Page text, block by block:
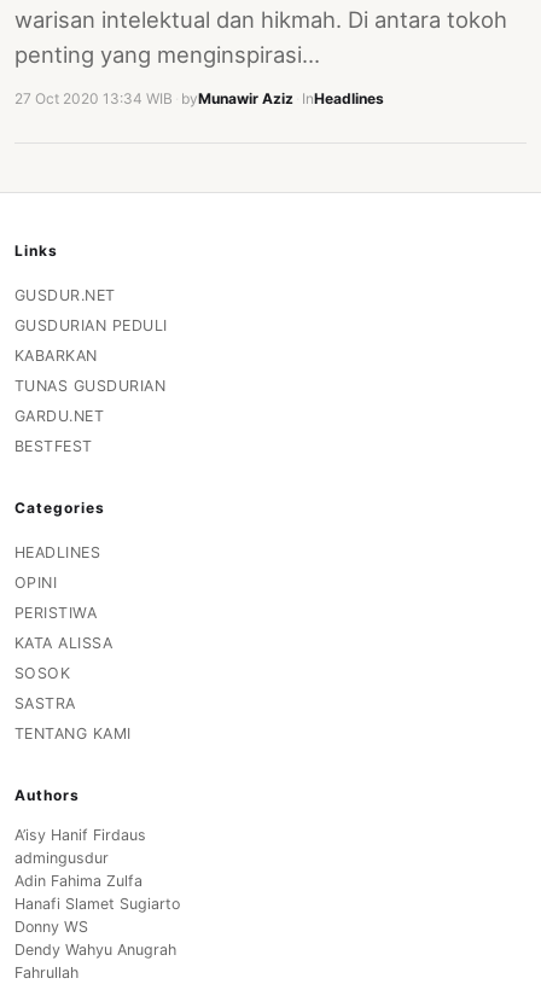
warisan intelektual dan hikmah. Di antara tokoh
penting yang menginspirasi…
27 Oct 2020 13:34 WIB byMunawir Aziz InHeadlines
Links
GUSDUR.NET
GUSDURIAN PEDULI
KABARKAN
TUNAS GUSDURIAN
GARDU.NET
BESTFEST
Categories
HEADLINES
OPINI
PERISTIWA
KATA ALISSA
SOSOK
SASTRA
TENTANG KAMI
Authors
A’isy Hanif Firdaus
admingusdur
Adin Fahima Zulfa
Hanafi Slamet Sugiarto
Donny WS
Dendy Wahyu Anugrah
Fahrullah